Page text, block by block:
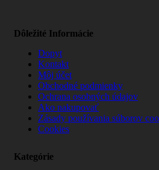
Dôležité Informácie
Dopyt
Kontakt
Môj účet
Obchodné podmienky
Ochrana osobných údajov
Ako nakupovať
Zásady používania súborov
Cookies
Kategórie